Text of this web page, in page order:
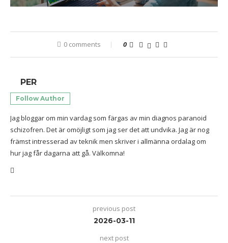
0 comments 0
PER
Follow Author
Jag bloggar om min vardag som färgas av min diagnos paranoid
schizofren. Det är omöjligt som jag ser det att undvika. Jag är nog
främst intresserad av teknik men skriver i allmänna ordalag om
hur jag får dagarna att gå. Välkomna!
previous post
2026-03-11
next post